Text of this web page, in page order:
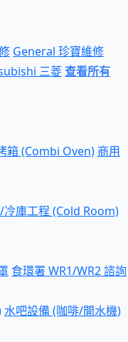
General 珍寶維修
三菱查看所有
箱 (Combi Oven) 商用
冷庫工程 (Cold Room)
食環署 WR1/WR2 諮詢
水吧設備 (咖啡/開水機)